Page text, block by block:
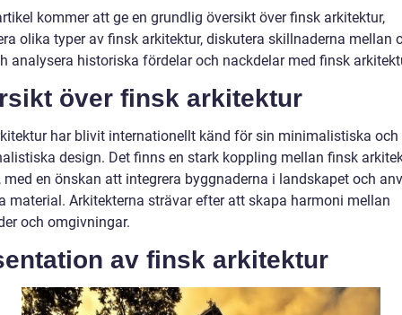
kommer att ge en grundlig översikt över finsk arkitektur,
olika typer av finsk arkitektur, diskutera skillnaderna mellan
analysera historiska fördelar och nackdelar med finsk
över finsk arkitektur
har blivit internationellt känd för sin minimalistiska och
design. Det finns en stark koppling mellan finsk
med en önskan att integrera byggnaderna i landskapet och
material. Arkitekterna strävar efter att skapa harmoni mellan
och omgivningar.
av finsk arkitektur